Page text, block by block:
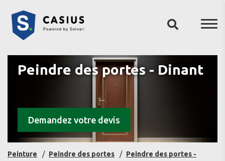
Peindre des portes - Dinant
Demandez votre devis
Peinture Peindre des portes
Peindre des portes -